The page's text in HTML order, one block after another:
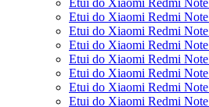
Etui do Xiaomi Redmi Note
Etui do Xiaomi Redmi Note
Etui do Xiaomi Redmi
Etui do Xiaomi Redmi
Etui do Xiaomi Redmi
Etui do Xiaomi Redmi
Etui do Xiaomi Redmi
Etui do Xiaomi Redmi